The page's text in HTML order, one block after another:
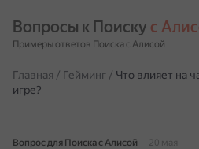
Вопросы к Поиску с
Примеры ответов Поиска с Алисой
Главная / Гейминг / Что влияет на
игре?
Вопрос для Поиска с Алисой
20 мая